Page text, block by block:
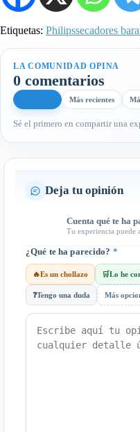
Etiquetas: Philipssecadores
LA COMUNIDAD OPINA
0 comentarios
Más recientes
Sé el primero en compartir una
Deja tu opinión
Cuenta qué te ha
Tu experiencia puede
¿Qué te ha parecido? *
🔥Es un chollazo 🛒Lo he
❓Tengo una duda Más